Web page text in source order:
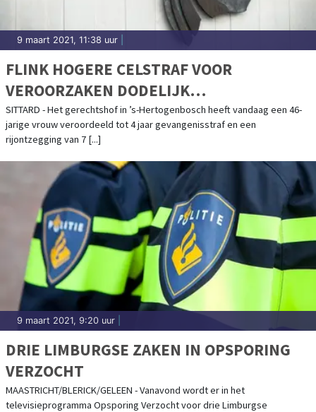
9 maart 2021, 11:38 uur
FLINK HOGERE CELSTRAF VOOR
VEROORZAKEN DODELIJK
VERKEERSONGEVAL IN SITTARD
SITTARD - Het gerechtshof in ’s-Hertogenbosch heeft vandaag een 46-
jarige vrouw veroordeeld tot 4 jaar gevangenisstraf en een
rijontzegging van 7 [...]
9 maart 2021, 9:20 uur
DRIE LIMBURGSE ZAKEN IN OPSPORING
VERZOCHT
MAASTRICHT/BLERICK/GELEEN - Vanavond wordt er in het
televisieprogramma Opsporing Verzocht voor drie Limburgse